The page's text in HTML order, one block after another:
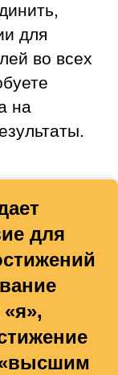
для
во всех
на
для
«высшим